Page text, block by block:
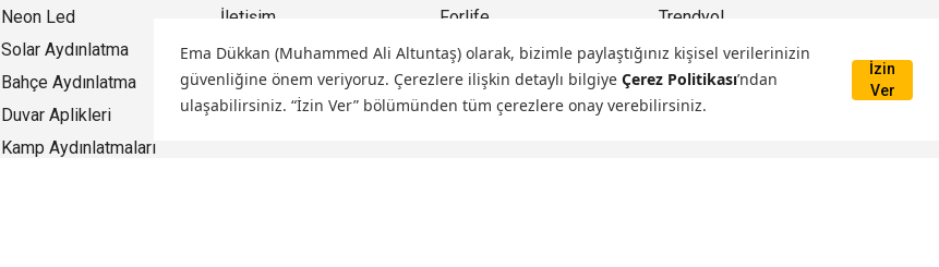
Ema Dükkan (Muhammed Ali Altuntaş) olarak, bizimle paylaştığınız kişisel verilerinizin
güvenliğine önem veriyoruz. Çerezlere ilişkin detaylı bilgiye Çerez Politikası’ndan
ulaşabilirsiniz. “İzin Ver” bölümünden tüm çerezlere onay verebilirsiniz.
İzin
Ver
Neon Led
Solar Aydınlatma
Bahçe Aydınlatma
Duvar Aplikleri
Kamp Aydınlatmaları
İletişim
Gizlilik ve Güvenlik
Mağazamız
Forlife
Cata
Trendyol
Hepsiburada
Ema Dükkan
Mağazamız